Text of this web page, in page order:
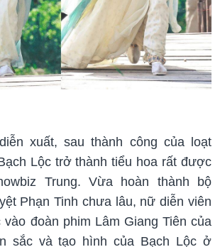
xuất, sau thành công của loạt
Lộc trở thành tiểu hoa rất được
Trung. Vừa hoàn thành bộ
Phạn Tinh chưa lâu, nữ diễn viên
đoàn phim Lâm Giang Tiên của
sắc và tạo hình của Bạch Lộc ở